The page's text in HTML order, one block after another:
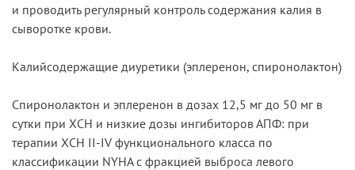
и проводить регулярный контроль содержания калия в
сыворотке крови.
Калийсодержащие диуретики (эплеренон, спиронолактон)
Спиронолактон и эплеренон в дозах 12,5 мг до 50 мг в
сутки при ХСН и низкие дозы ингибиторов АПФ: при
терапии ХСН II-IV функционального класса по
классификации NYHA с фракцией выброса левого